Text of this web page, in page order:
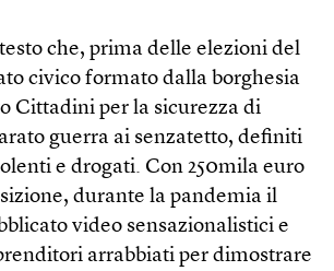
che, prima delle elezioni del
civico formato dalla borghesia
Cittadini per la sicurezza di
guerra ai senzatetto, definiti
e drogati. Con 250mila euro
durante la pandemia il
video sensazionalistici e
arrabbiati per dimostrare